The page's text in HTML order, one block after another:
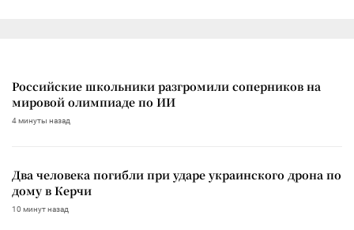
Российские школьники разгромили соперников на
мировой олимпиаде по ИИ
4 минуты назад
Два человека погибли при ударе украинского дрона по
дому в Керчи
10 минут назад